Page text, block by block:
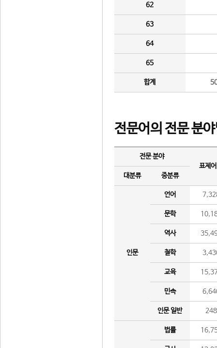
62
63
64
65
합계
전문어의 전문 분
전문 분야
표제
대분류
중분류
인문
언어
문학
역사
철학
교육
민속
인문 일반 248
법률